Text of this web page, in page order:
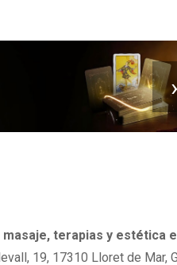
›
terapias y estética
19, 17310 Lloret de Mar,